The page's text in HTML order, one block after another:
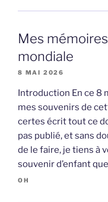
Mes
mondiale
8 MAI 2026
Introduction En ce 8
mes souvenirs de
certes écrit tout ce
pas publié, et sans
de le faire, je tiens à
souvenir d’enfant
OH